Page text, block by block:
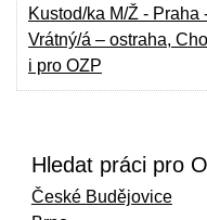
Kustod/ka M/Ž -
Vrátný/á – ostraha,
i pro OZP
Hledat práci pro
České Budějovice